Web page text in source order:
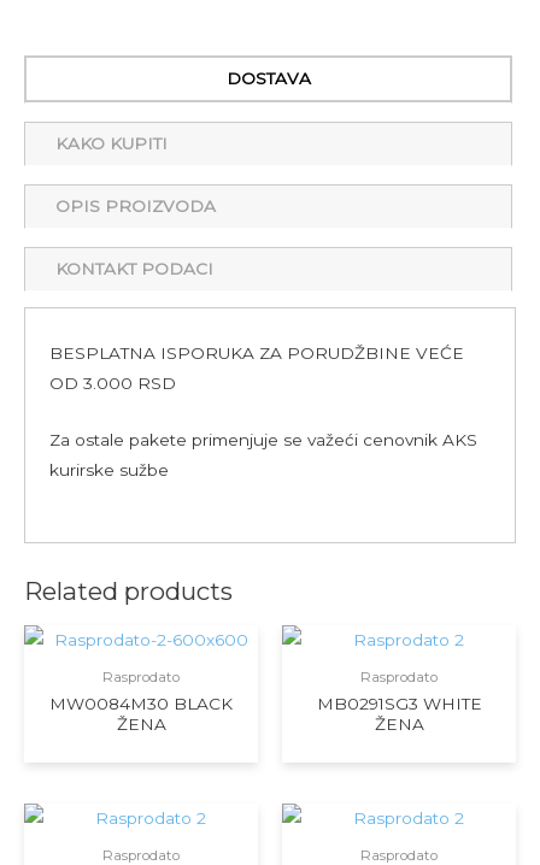
DOSTAVA
KAKO KUPITI
OPIS PROIZVODA
KONTAKT PODACI
BESPLATNA ISPORUKA ZA PORUDŽBINE VEĆE
OD 3.000 RSD
Za ostale pakete primenjuje se važeći cenovnik AKS
kurirske sužbe
Related products
Rasprodato
MW0084M30 BLACK
ŽENA
Rasprodato
MB0291SG3 WHITE
ŽENA
Rasprodato Rasprodato